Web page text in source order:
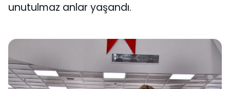
unutulmaz anlar yaşandı.